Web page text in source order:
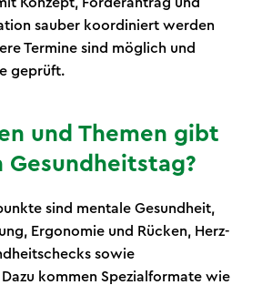
sauber koordiniert werden
Termine sind möglich und
geprüft.
und Themen gibt
Gesundheitstag?
sind mentale Gesundheit,
Ergonomie und Rücken, Herz-
sowie
kommen Spezialformate wie